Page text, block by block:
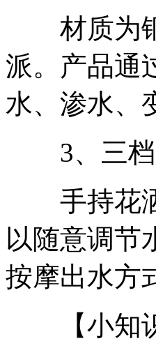
材质为铜
派。产品通
水、渗水、
3、三档
手持花洒
以随意调节
按摩出水方
【小知识